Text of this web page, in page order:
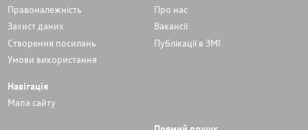
Правоналежність
Захист даних
Cтворення посилань
Умови використання
Про нас
Вакансії
Публікації в ЗМІ
Навігація
Мапа сайту